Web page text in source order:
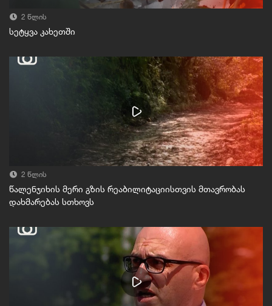
2 წლის
სეტყვა კახეთში
2 წლის
წალენჯიხის მერი გზის რეაბილიტაციისთვის მთავრობას
დახმარებას სთხოვს